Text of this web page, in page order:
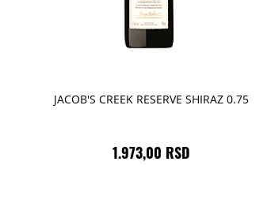
JACOB'S CREEK RESERVE SHIRAZ 0.75
1.973,00 RSD